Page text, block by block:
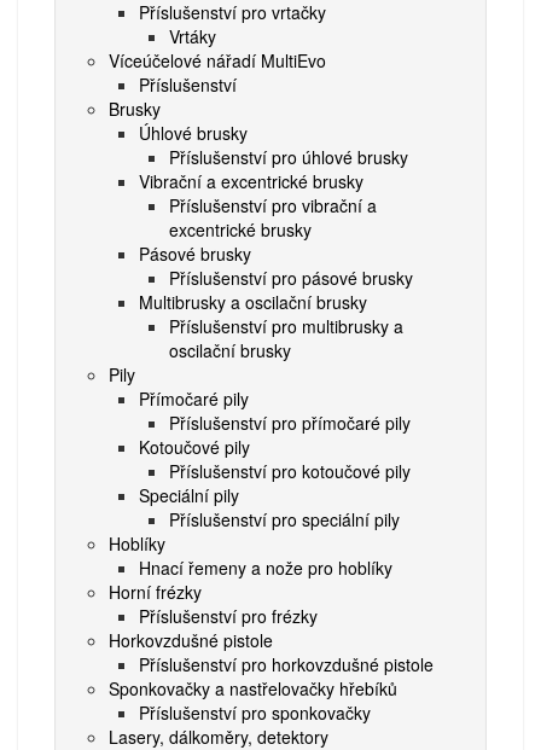
Příslušenství pro vrtačky
Vrtáky
Víceúčelové nářadí MultiEvo
Příslušenství
Brusky
Úhlové brusky
Příslušenství pro úhlové brusky
Vibrační a excentrické brusky
Příslušenství pro vibrační a
excentrické brusky
Pásové brusky
Příslušenství pro pásové brusky
Multibrusky a oscilační brusky
Příslušenství pro multibrusky a
oscilační brusky
Pily
Přímočaré pily
Příslušenství pro přímočaré pily
Kotoučové pily
Příslušenství pro kotoučové pily
Speciální pily
Příslušenství pro speciální pily
Hoblíky
Hnací řemeny a nože pro hoblíky
Horní frézky
Příslušenství pro frézky
Horkovzdušné pistole
Příslušenství pro horkovzdušné pistole
Sponkovačky a nastřelovačky hřebíků
Příslušenství pro sponkovačky
Lasery, dálkoměry, detektory